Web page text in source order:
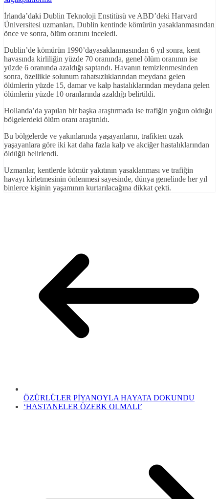
İrlanda’daki Dublin Teknoloji Enstitüsü ve ABD’deki Harvard
Üniversitesi uzmanları, Dublin kentinde kömürün yasaklanmasından
önce ve sonra, ölüm oranını inceledi.
Dublin’de kömürün 1990’dayasaklanmasından 6 yıl sonra, kent
havasında kirliliğin yüzde 70 oranında, genel ölüm oranının ise
yüzde 6 oranında azaldığı saptandı. Havanın temizlenmesinden
sonra, özellikle solunum rahatsızlıklarından meydana gelen
ölümlerin yüzde 15, damar ve kalp hastalıklarından meydana gelen
ölümlerin yüzde 10 oranlarında azaldığı belirtildi.
Hollanda’da yapılan bir başka araştırmada ise trafiğin yoğun olduğu
bölgelerdeki ölüm oranı araştırıldı.
Bu bölgelerde ve yakınlarında yaşayanların, trafikten uzak
yaşayanlara göre iki kat daha fazla kalp ve akciğer hastalıklarından
öldüğü belirlendi.
Uzmanlar, kentlerde kömür yakıtının yasaklanması ve trafiğin
havayı kirletmesinin önlenmesi sayesinde, dünya genelinde her yıl
binlerce kişinin yaşamının kurtarılacağına dikkat çekti.
ÖZÜRLÜLER PİYANOYLA HAYATA DOKUNDU
‘HASTANELER ÖZERK OLMALI’